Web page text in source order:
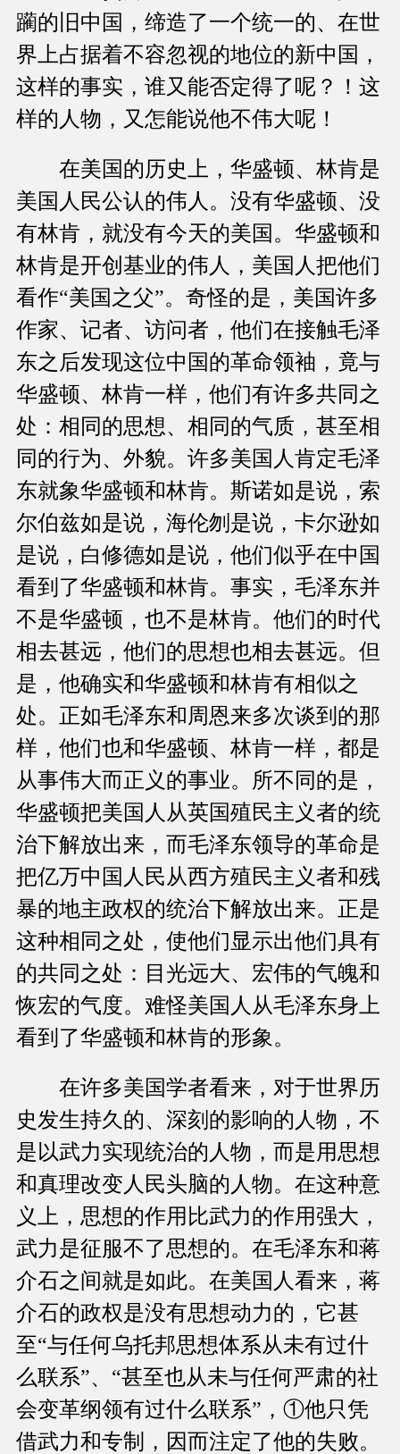
躏的旧中国，缔造了一个统一的、在世
界上占据着不容忽视的地位的新中国，
这样的事实，谁又能否定得了呢？！这
样的人物，又怎能说他不伟大呢！
在美国的历史上，华盛顿、林肯是
美国人民公认的伟人。没有华盛顿、没
有林肯，就没有今天的美国。华盛顿和
林肯是开创基业的伟人，美国人把他们
看作“美国之父”。奇怪的是，美国许多
作家、记者、访问者，他们在接触毛泽
东之后发现这位中国的革命领袖，竟与
华盛顿、林肯一样，他们有许多共同之
处：相同的思想、相同的气质，甚至相
同的行为、外貌。许多美国人肯定毛泽
东就象华盛顿和林肯。斯诺如是说，索
尔伯兹如是说，海伦刎是说，卡尔逊如
是说，白修德如是说，他们似乎在中国
看到了华盛顿和林肯。事实，毛泽东并
不是华盛顿，也不是林肯。他们的时代
相去甚远，他们的思想也相去甚远。但
是，他确实和华盛顿和林肯有相似之
处。正如毛泽东和周恩来多次谈到的那
样，他们也和华盛顿、林肯一样，都是
从事伟大而正义的事业。所不同的是，
华盛顿把美国人从英国殖民主义者的统
治下解放出来，而毛泽东领导的革命是
把亿万中国人民从西方殖民主义者和残
暴的地主政权的统治下解放出来。正是
这种相同之处，使他们显示出他们具有
的共同之处：目光远大、宏伟的气魄和
恢宏的气度。难怪美国人从毛泽东身上
看到了华盛顿和林肯的形象。
在许多美国学者看来，对于世界历
史发生持久的、深刻的影响的人物，不
是以武力实现统治的人物，而是用思想
和真理改变人民头脑的人物。在这种意
义上，思想的作用比武力的作用强大，
武力是征服不了思想的。在毛泽东和蒋
介石之间就是如此。在美国人看来，蒋
介石的政权是没有思想动力的，它甚
至“与任何乌托邦思想体系从未有过什
么联系”、“甚至也从未与任何严肃的社
会变革纲领有过什么联系”，①他只凭
借武力和专制，因而注定了他的失败。